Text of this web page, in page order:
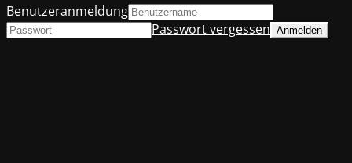
Benutzeranmeldung
Passwort vergessen